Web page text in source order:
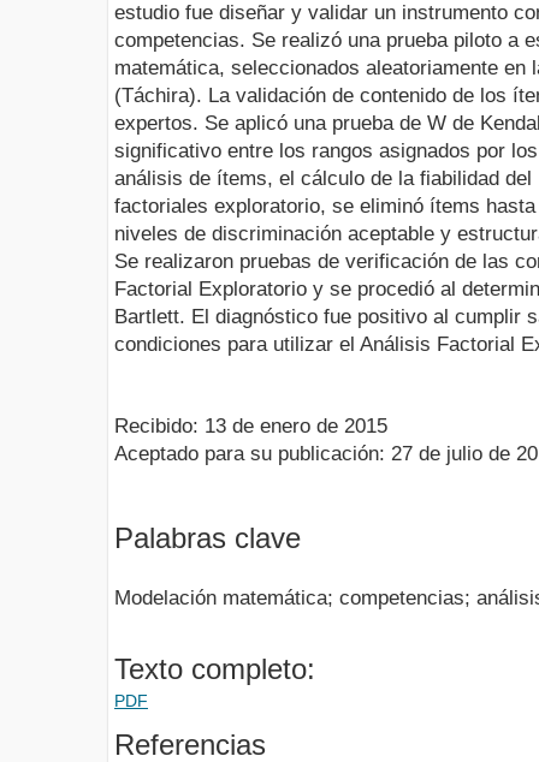
estudio fue diseñar y validar un instrumento
competencias. Se realizó una prueba piloto a
matemática, seleccionados aleatoriamente en
(Táchira). La validación de contenido de los
expertos. Se aplicó una prueba de W de
significativo entre los rangos asignados por
análisis de ítems, el cálculo de la fiabilidad
factoriales exploratorio, se eliminó ítems
niveles de discriminación aceptable y
Se realizaron pruebas de verificación de las
Factorial Exploratorio y se procedió al
Bartlett. El diagnóstico fue positivo al cumplir
condiciones para utilizar el Análisis Factorial
Recibido: 13 de enero de 2015
Aceptado para su publicación: 27 de julio de
Palabras clave
Modelación matemática; competencias;
Texto completo:
PDF
Referencias